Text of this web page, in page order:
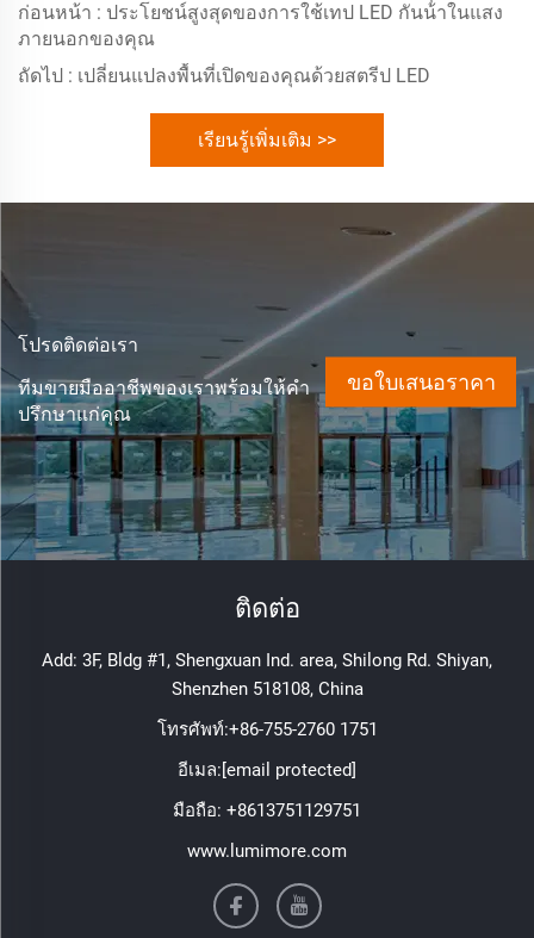
ก่อนหน้า : ประโยชน์สูงสุดของการใช้เทป LED กันน้ําในแสง
ภายนอกของคุณ
ถัดไป : เปลี่ยนแปลงพื้นที่เปิดของคุณด้วยสตรีป LED
เรียนรู้เพิ่มเติม >>
โปรดติดต่อเรา
ทีมขายมืออาชีพของเราพร้อมให้คำ
ปรึกษาแก่คุณ
ขอใบเสนอราคา
ติดต่อ
Add: 3F, Bldg #1, Shengxuan Ind. area, Shilong Rd. Shiyan,
Shenzhen 518108, China
โทรศัพท์:+86-755-2760 1751
อีเมล:[email protected]
มือถือ: +8613751129751
www.lumimore.com